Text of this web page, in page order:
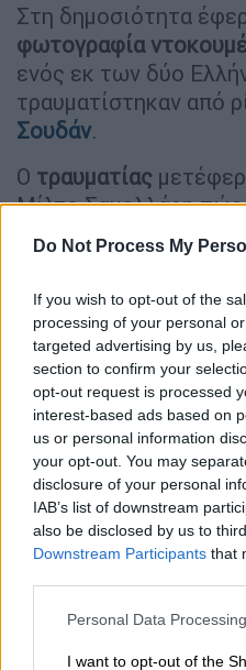
Do Not Process My
If you wish to opt-out of the
processing of your personal
targeted advertising by us,
section to confirm your
opt-out request is processed
interest-based ads based on
us or personal information
your opt-out. You may
disclosure of your personal
IAB’s list of downstream
also be disclosed by us to
Downstream Participants that
Please note that this website/
not limited to your visit or
Personal Data
I want to opt-out of the
Στη δημοσιότητα
φωτογραφία
ενός εκ των δύο
τραυματίστηκαν από
Σουδάν.
Ο τραυματίας
Μίλτο Σακελλάρη
αυτοκίνητό του μετά
ένας
όχημα,μετέφερετον
Έλληνα στο